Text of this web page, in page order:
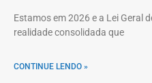
Estamos em 2026 e a Lei Geral
realidade consolidada que
CONTINUE LENDO »